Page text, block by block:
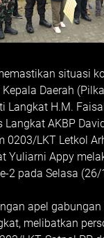
situasi
Daerah
Langkat H.M.
Langkat AKBP
0203/LKT Letkol
Yuliarni Appy
2 pada Selasa
apel
melibatkan